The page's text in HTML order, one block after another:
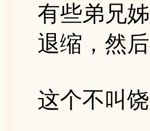
有些弟兄
退缩，然
这个不叫